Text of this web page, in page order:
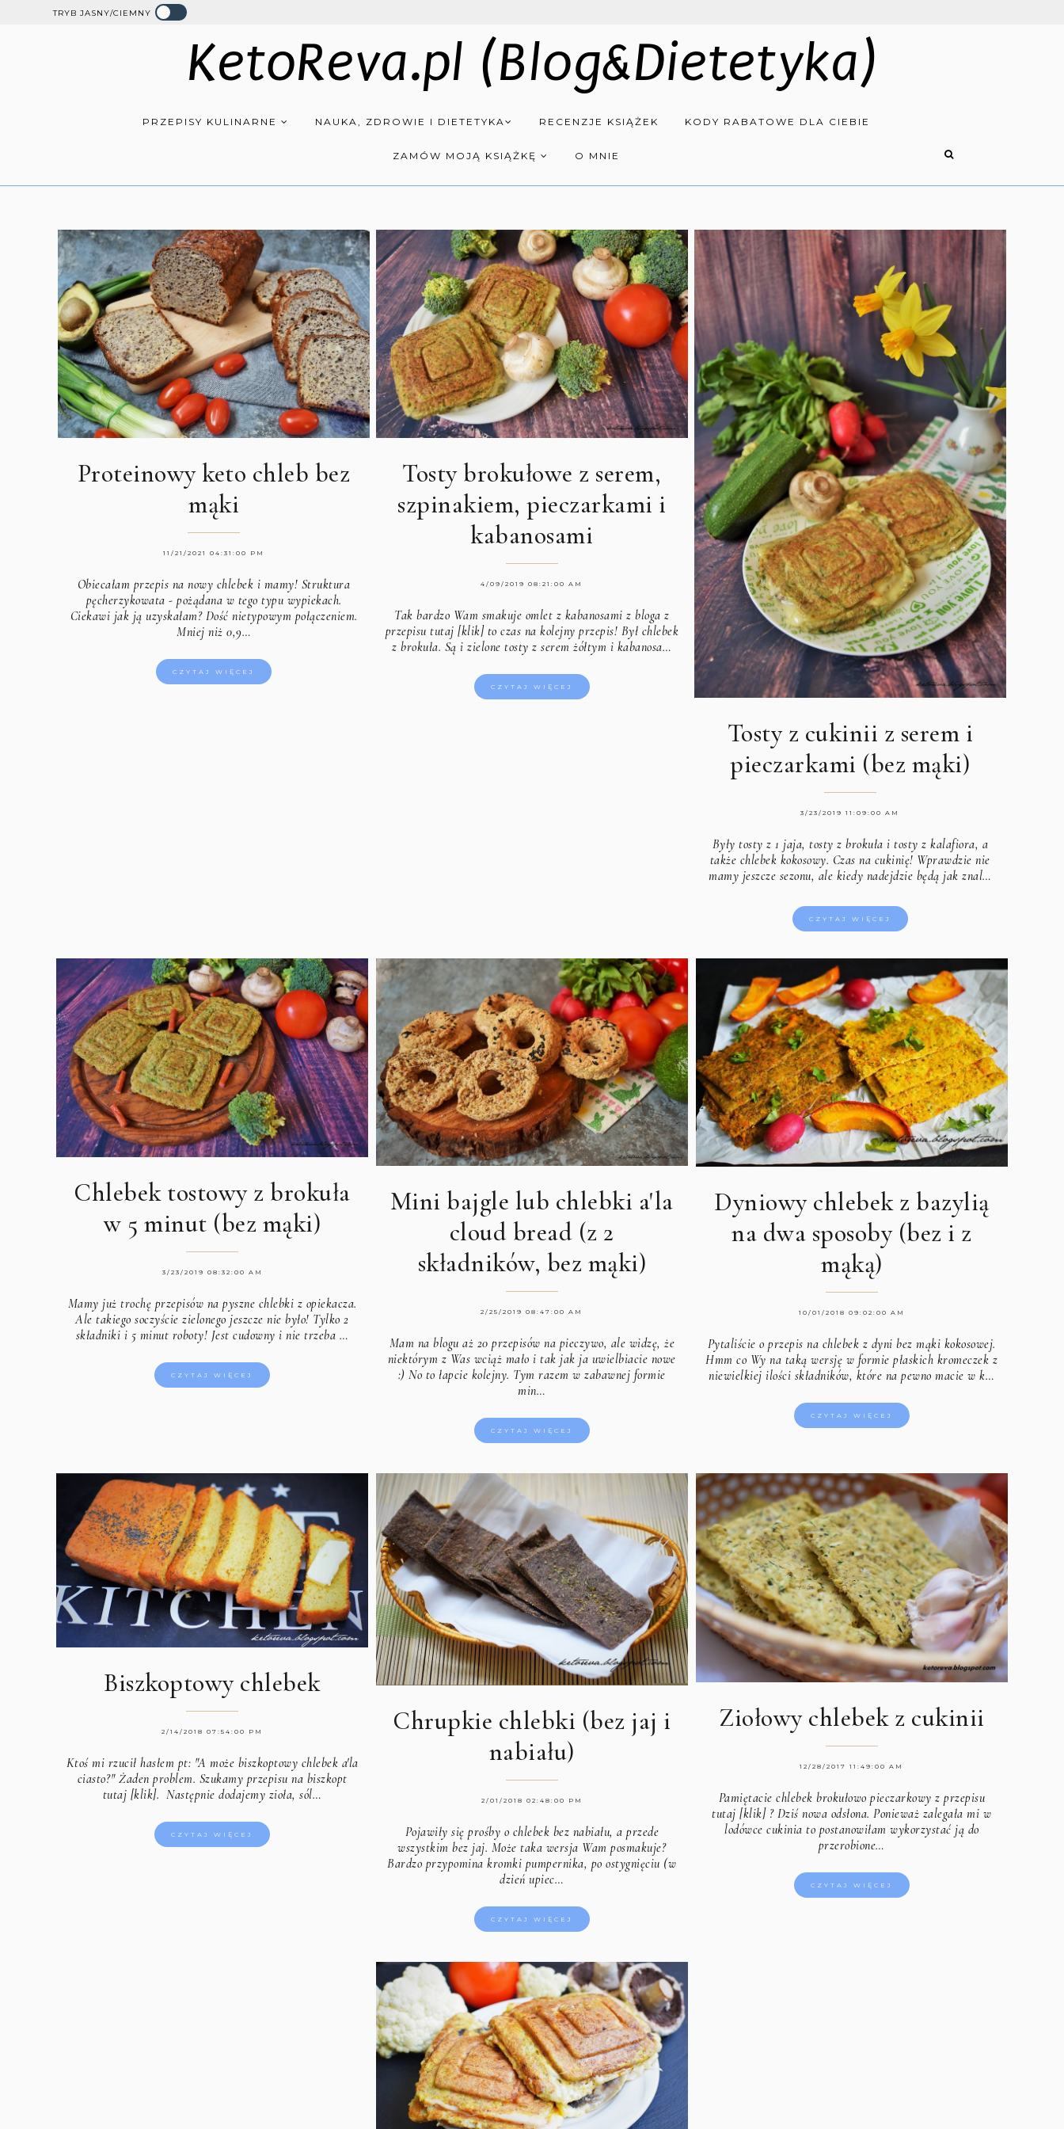
TRYB JASNY/CIEMNY
KetoReva.pl (Blog&Dietetyka)
PRZEPISY KULINARNE NAUKA, ZDROWIE I DIETETYKA RECENZJE KSIĄŻEK KODY RABATOWE DLA CIEBIE
ZAMÓW MOJĄ KSIĄŻKĘ O MNIE
Proteinowy keto chleb bez
mąki
11/21/2021 04:31:00 PM
Obiecałam przepis na nowy chlebek i mamy! Struktura
pęcherzykowata - pożądana w tego typu wypiekach.
Ciekawi jak ją uzyskałam? Dość nietypowym połączeniem.
Mniej niż 0,9…
CZYTAJ WIĘCEJ
Tosty brokułowe z serem,
szpinakiem, pieczarkami i
kabanosami
4/09/2019 08:21:00 AM
Tak bardzo Wam smakuje omlet z kabanosami z bloga z
przepisu tutaj [klik] to czas na kolejny przepis! Był chlebek
z brokuła. Są i zielone tosty z serem żółtym i kabanosa…
CZYTAJ WIĘCEJ
Tosty z cukinii z serem i
pieczarkami (bez mąki)
3/23/2019 11:09:00 AM
Były tosty z 1 jaja, tosty z brokuła i tosty z kalafiora, a
także chlebek kokosowy. Czas na cukinię! Wprawdzie nie
mamy jeszcze sezonu, ale kiedy nadejdzie będą jak znal…
CZYTAJ WIĘCEJ
Chlebek tostowy z brokuła
w 5 minut (bez mąki)
3/23/2019 08:32:00 AM
Mamy już trochę przepisów na pyszne chlebki z opiekacza.
Ale takiego soczyście zielonego jeszcze nie było! Tylko 2
składniki i 5 minut roboty! Jest cudowny i nie trzeba …
CZYTAJ WIĘCEJ
Mini bajgle lub chlebki a'la
cloud bread (z 2
składników, bez mąki)
2/25/2019 08:47:00 AM
Mam na blogu aż 20 przepisów na pieczywo, ale widzę, że
niektórym z Was wciąż mało i tak jak ja uwielbiacie nowe
:) No to łapcie kolejny. Tym razem w zabawnej formie
min…
CZYTAJ WIĘCEJ
Dyniowy chlebek z bazylią
na dwa sposoby (bez i z
mąką)
10/01/2018 09:02:00 AM
Pytaliście o przepis na chlebek z dyni bez mąki kokosowej.
Hmm co Wy na taką wersję w formie płaskich kromeczek z
niewielkiej ilości składników, które na pewno macie w k…
CZYTAJ WIĘCEJ
Biszkoptowy chlebek
2/14/2018 07:54:00 PM
Ktoś mi rzucił hasłem pt: "A może biszkoptowy chlebek a'la
ciasto?" Żaden problem. Szukamy przepisu na biszkopt
tutaj [klik]. Następnie dodajemy zioła, sól…
CZYTAJ WIĘCEJ
Chrupkie chlebki (bez jaj i
nabiału)
2/01/2018 02:48:00 PM
Pojawiły się prośby o chlebek bez nabiału, a przede
wszystkim bez jaj. Może taka wersja Wam posmakuje?
Bardzo przypomina kromki pumpernika, po ostygnięciu (w
dzień upiec…
CZYTAJ WIĘCEJ
Ziołowy chlebek z cukinii
12/28/2017 11:49:00 AM
Pamiętacie chlebek brokułowo pieczarkowy z przepisu
tutaj [klik] ? Dziś nowa odsłona. Ponieważ zalegała mi w
lodówce cukinia to postanowiłam wykorzystać ją do
przerobione…
CZYTAJ WIĘCEJ